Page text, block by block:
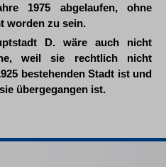
1975 abgelaufen, ohne
worden zu sein.
D. wäre auch nicht
weil sie rechtlich nicht
bestehenden Stadt ist und
übergegangen ist.